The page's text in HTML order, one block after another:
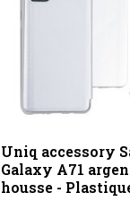
Uniq accessory
Galaxy A71
housse -